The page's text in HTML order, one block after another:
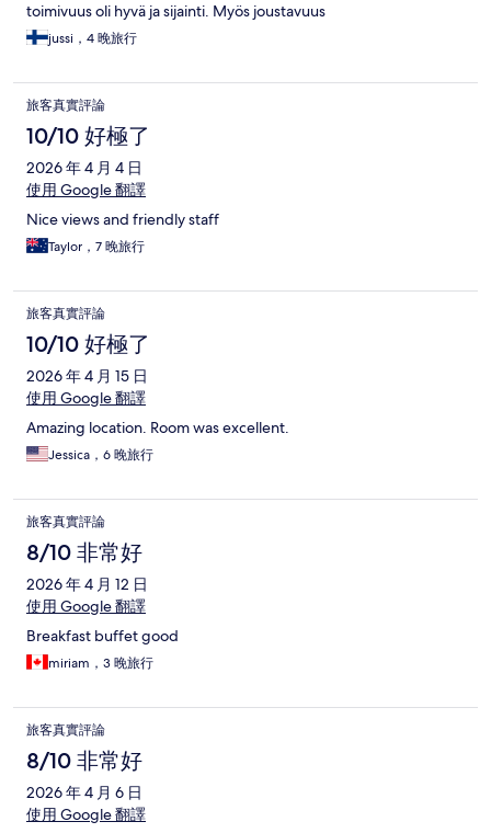
toimivuus oli hyvä ja sijainti. Myös joustavuus
jussi，4 晚旅行
旅客真實評論
10/10 好極了
2026 年 4 月 4 日
使用 Google 翻譯
Nice views and friendly staff
Taylor，7 晚旅行
旅客真實評論
10/10 好極了
2026 年 4 月 15 日
使用 Google 翻譯
Amazing location. Room was excellent.
Jessica，6 晚旅行
旅客真實評論
8/10 非常好
2026 年 4 月 12 日
使用 Google 翻譯
Breakfast buffet good
miriam，3 晚旅行
旅客真實評論
8/10 非常好
2026 年 4 月 6 日
使用 Google 翻譯